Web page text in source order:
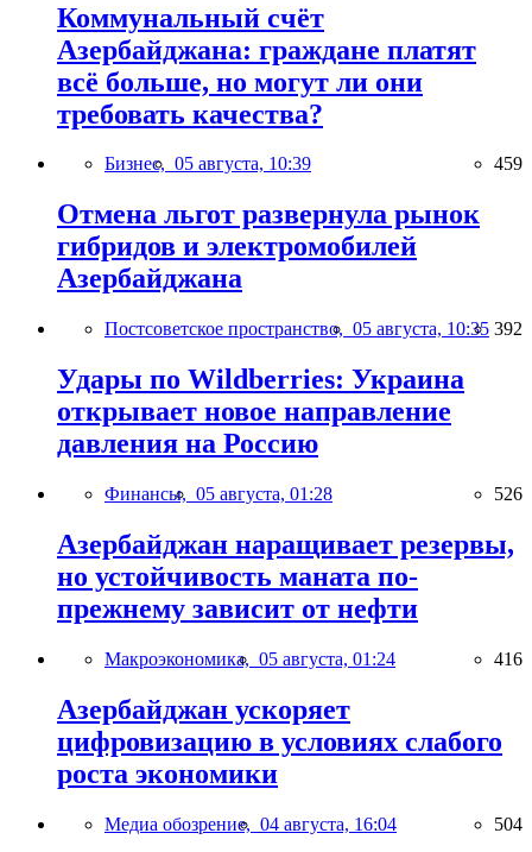
Коммунальный счёт
Азербайджана: граждане платят
всё больше, но могут ли они
требовать качества?
Бизнес, 05 августа, 10:39 459
Отмена льгот развернула рынок
гибридов и электромобилей
Азербайджана
Постсоветское пространство, 05 августа, 10:35 392
Удары по Wildberries: Украина
открывает новое направление
давления на Россию
Финансы, 05 августа, 01:28 526
Азербайджан наращивает резервы,
но устойчивость маната по-
прежнему зависит от нефти
Макроэкономика, 05 августа, 01:24 416
Азербайджан ускоряет
цифровизацию в условиях слабого
роста экономики
Медиа обозрение, 04 августа, 16:04 504